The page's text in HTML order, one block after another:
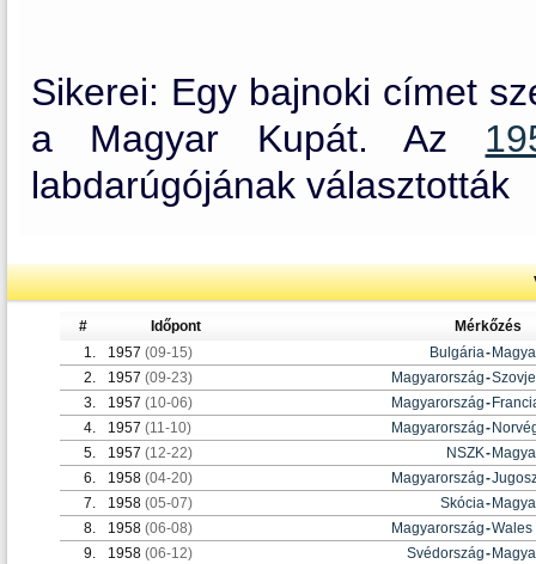
Sikerei: Egy bajnoki címet
a Magyar Kupát. Az
labdarúgójának választották
# Időpont
Mérkőzés
1.
1957 (09-15) Bulgária-
2.
1957 (09-23) Magyarország-
3.
1957 (10-06) Magyarország-
4.
1957 (11-10) Magyarország-
5.
1957 (12-22) NSZK-
6.
1958 (04-20) Magyarország-
7.
1958 (05-07) Skócia-
8.
1958 (06-08) Magyarország-Wales
9.
1958 (06-12) Svédország-